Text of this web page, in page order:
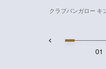
クラブバンガロー キ
01